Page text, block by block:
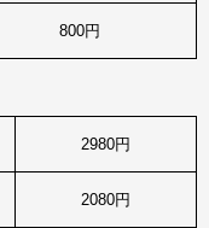
800円
2980円
2080円